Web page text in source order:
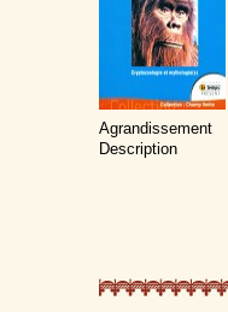
Agrandissement
Description